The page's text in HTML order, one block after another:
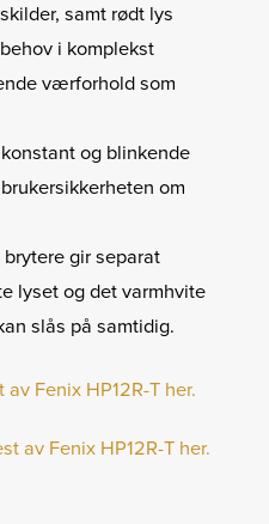
samt rødt lys
i komplekst
værforhold som
og blinkende
om
gir separat
lyset og det varmhvite
slås på samtidig.
Fenix HP12R-T her.
av Fenix HP12R-T her.